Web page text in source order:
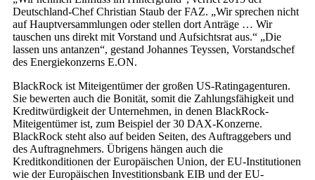
Deutschland-Chef Christian Staub der FAZ. „Wir sprechen nicht
auf Hauptversammlungen oder stellen dort Anträge … Wir
tauschen uns direkt mit Vorstand und Aufsichtsrat aus.“ „Die
lassen uns antanzen“, gestand Johannes Teyssen, Vorstandschef
des Energiekon­zerns E.ON.
BlackRock ist Miteigentümer der großen US-Ratingagenturen.
Sie bewerten auch die Bonität, somit die Zahlungsfähigkeit und
Kreditwürdigkeit der Unternehmen, in denen BlackRock-
Miteigentümer ist, zum Beispiel der 30 DAX-Konzerne.
BlackRock steht also auf beiden Seiten, des Auftraggebers und
des Auftragnehmers. Übrigens hängen auch die
Kreditkonditionen der Europäischen Union, der EU-Institutionen
wie der Europäischen Investitionsbank EIB und der EU-